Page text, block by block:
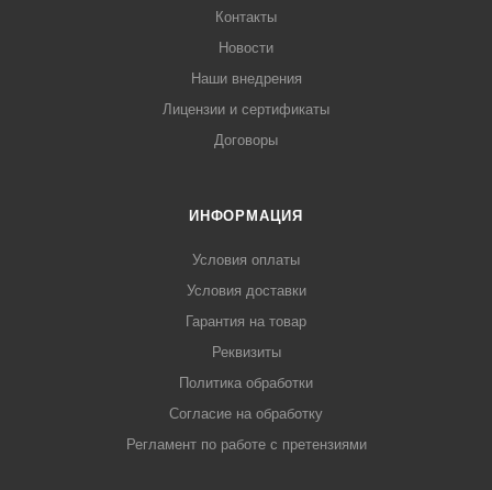
Контакты
Новости
Наши внедрения
Лицензии и сертификаты
Договоры
ИНФОРМАЦИЯ
Условия оплаты
Условия доставки
Гарантия на товар
Реквизиты
Политика обработки
Согласие на обработку
Регламент по работе с претензиями